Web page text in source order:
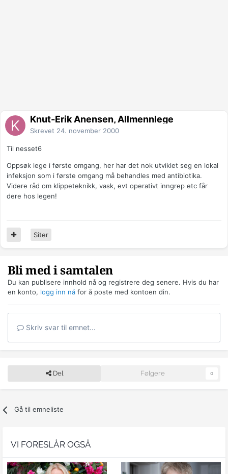
Knut-Erik Ånensen, Allmennlege
Skrevet 24. november 2000
Til nesset6
Oppsøk lege i første omgang, her har det nok utviklet seg en lokal
infeksjon som i første omgang må behandles med antibiotika.
Videre råd om klippeteknikk, vask, evt operativt inngrep etc får
dere hos legen!
Siter
Bli med i samtalen
Du kan publisere innhold nå og registrere deg senere. Hvis du har
en konto, logg inn nå for å poste med kontoen din.
Skriv svar til emnet...
Del Følgere 0
Gå til emneliste
VI FORESLÅR OGSÅ